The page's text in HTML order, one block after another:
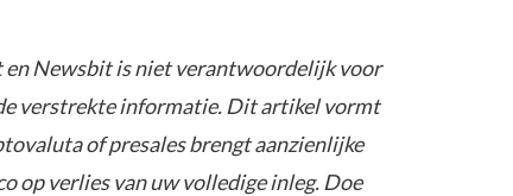
Newsbit is niet verantwoordelijk voor
verstrekte informatie. Dit artikel vormt
of presales brengt aanzienlijke
op verlies van uw volledige inleg. Doe